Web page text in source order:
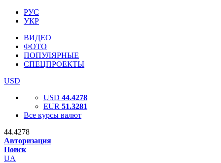
РУС
УКР
ВИДЕО
ФОТО
ПОПУЛЯРНЫЕ
СПЕЦПРОЕКТЫ
USD
USD 44.4278
EUR 51.3281
Все курсы валют
44.4278
Авторизация
Поиск
UA